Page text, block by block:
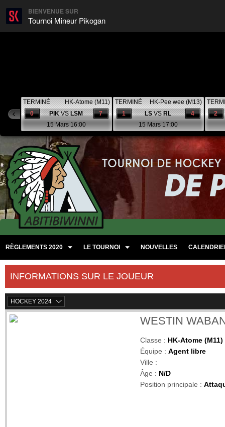
BIENVENUE SUR
Tournoi Mineur Pikogan
TERMINÉ
HK-Atome (M11)
7
0 PIKVSLSM
15 Mars 16:00
TERMINÉ
HK-Pee wee (M13)
4
1 LSVSRL
15 Mars 17:00
2
RÈGLEMENTS 2020 LE TOURNOI NOUVELLES
INFORMATIONS SUR LE JOUEUR
HOCKEY 2024
WESTIN
Classe : HK-Atome (M11)
Équipe : Agent libre
Ville :
Âge : N/D
Position principale :